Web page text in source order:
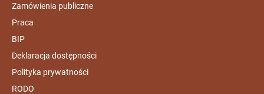
Zamówienia publiczne
Praca
BIP
Deklaracja dostępności
Polityka prywatności
RODO